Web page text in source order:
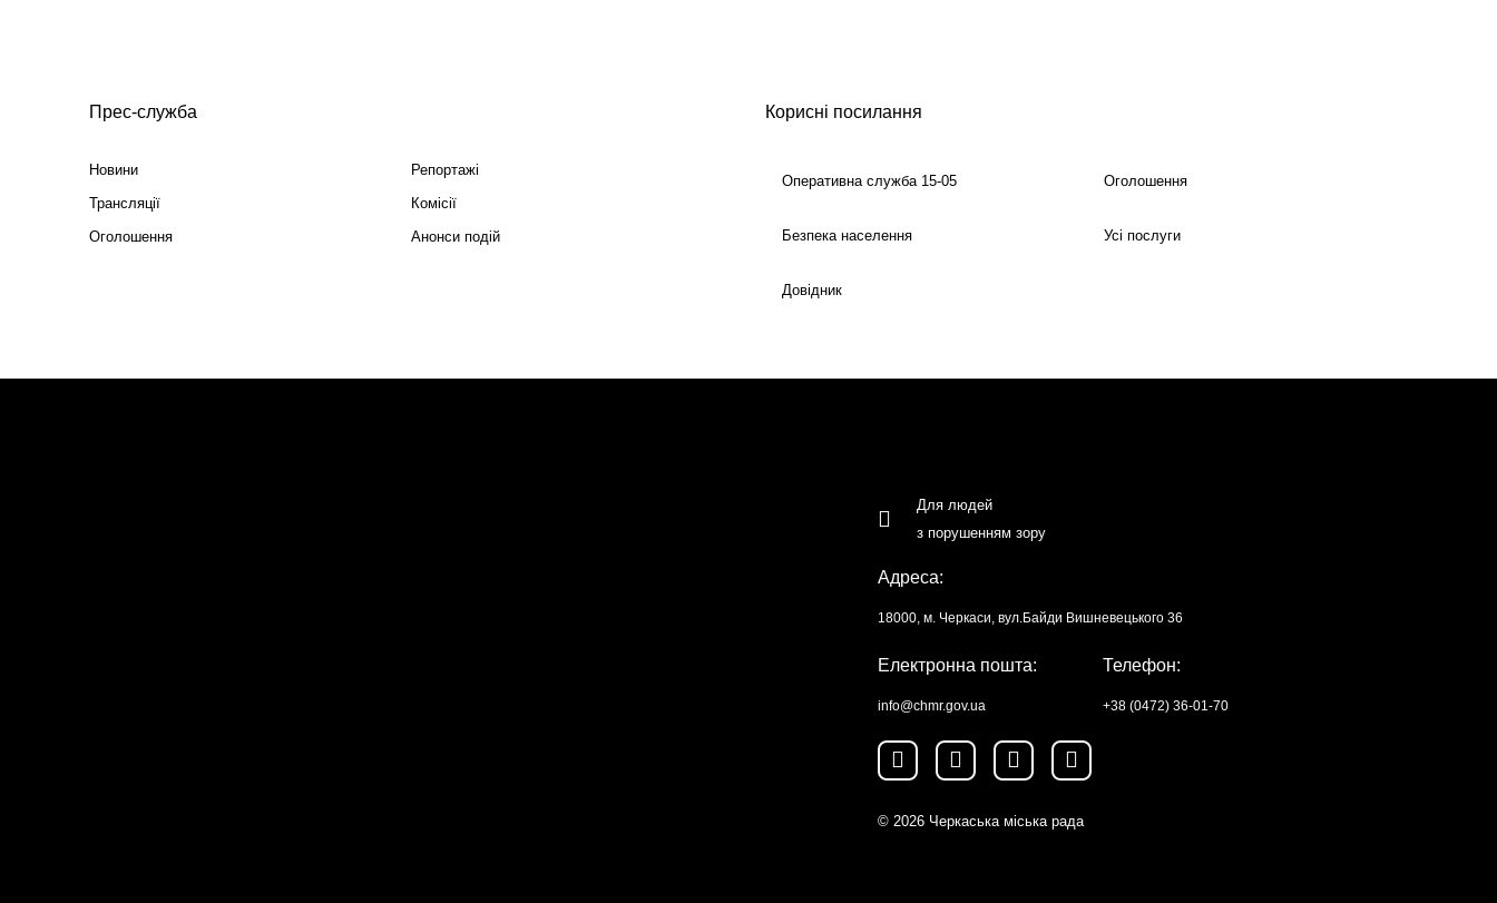
Прес-служба
Новини
Репортажі
Трансляції
Комісії
Оголошення
Анонси подій
Корисні посилання
Оперативна служба 15-05 Оголошення
Безпека населення Усі послуги
Довідник
Для людей
з порушенням зору
Адреса:
18000, м. Черкаси, вул.Байди Вишневецького 36
Електронна пошта:
info@chmr.gov.ua
Телефон:
+38 (0472) 36-01-70
© 2026 Черкаська міська рада